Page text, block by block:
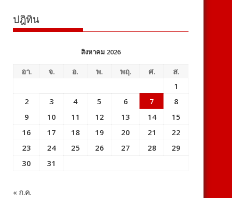
ปฎิทิน
สิงหาคม 2026
อา. จ. อ. พ. พฤ. ศ.
ส.
1
2
3 4 5 6 7
8
9
10 11 12 13 14
15
16
17 18 19 20 21
22
23
24 25 26 27 28
29
30
31
« ก.ค.